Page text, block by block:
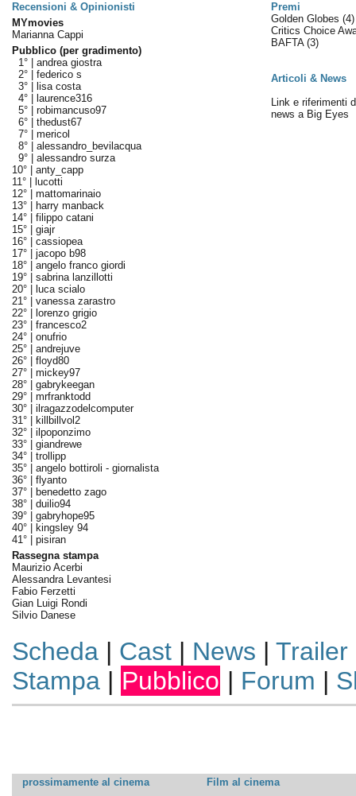
Recensioni & Opinionisti
Premi
MYmovies
Marianna Cappi
Pubblico (per gradimento)
1° | andrea giostra
2° | federico s
3° |
lisa costa
4° |
laurence316
5° | robimancuso97
6° | thedust67
7° | mericol
8° | alessandro_bevilacqua
9° | alessandro surza
10° | anty_capp
11° |
lucotti
12° | mattomarinaio
13° |
harry manback
14° | filippo catani
15° | giajr
16° | cassiopea
17° | jacopo b98
18° | angelo franco giordi
19° | sabrina lanzillotti
20° |
luca scialo
21° | vanessa zarastro
22° |
lorenzo grigio
23° | francesco2
24° | onufrio
25° | andrejuve
26° | floyd80
27° | mickey97
28° | gabrykeegan
29° | mrfranktodd
30° | ilragazzodelcomputer
31° |
killbillvol2
32° | ilpoponzimo
33° | giandrewe
34° | trollipp
35° | angelo bottiroli - giornalista
36° | flyanto
37° |
benedetto zago
38° | duilio94
39° | gabryhope95
40° |
kingsley 94
41° | pisiran
Rassegna stampa
Maurizio Acerbi
Alessandra Levantesi
Fabio Ferzetti
Gian Luigi Rondi
Silvio Danese
Golden Globes (4)
Critics Choice
BAFTA (3)
Articoli & News
Link e riferimenti
news a Big Eyes
Scheda| Cast| News | Trailer
Stampa| Pubblico | Forum |
prossimamente al cinema
Film al cinema